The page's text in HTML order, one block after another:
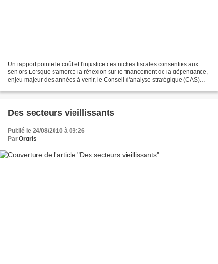
Un rapport pointe le coût et l'injustice des niches fiscales consenties aux
seniors Lorsque s'amorce la réflexion sur le financement de la dépendance,
enjeu majeur des années à venir, le Conseil d'analyse stratégique (CAS)
Des secteurs vieillissants
Publié le 24/08/2010 à 09:26
Par Orgris